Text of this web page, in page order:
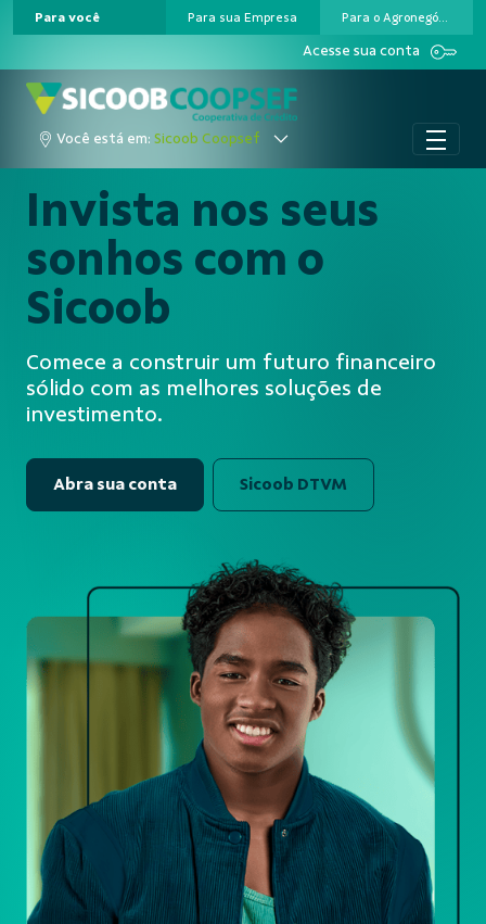
Pular para o Conteúdo principal
Para você Para sua Empresa Para o Agronegócio
Acesse sua conta
Você está em: Sicoob Coopsef
Invista nos seus
sonhos com o
Sicoob
Comece a construir um futuro financeiro
sólido com as melhores soluções de
investimento.
Abra sua conta Sicoob DTVM